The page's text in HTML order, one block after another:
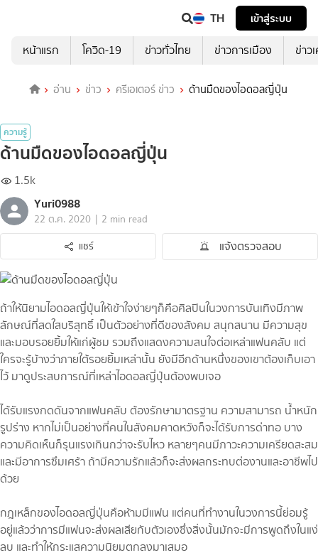
TH
เข้าสู่ระบบ
หน้าแรก
โควิด-19 ข่าวทั่วไทย ข่าวการเมือง ข่าว
อ่าน ข่าว ครีเอเตอร์ ข่าว ด้านมืดของไอดอลญี่ปุ่น
ความรู้
ด้านมืดของไอดอลญี่ปุ่น
1.5k
Yuri0988
22 ต.ค. 2020 | 2 min read
แชร์
แจ้งตรวจสอบ
ถ้าให้นิยามไอดอลญี่ปุ่นให้เข้าใจง่ายๆก็คือศิลปินในวงการบันเทิงมีภาพ
ลักษณ์ที่สดใสบริสุทธิ์ เป็นตัวอย่างที่ดีของสังคม สนุกสนาน มีความสุข
และมอบรอยยิ้มให้แก่ผู้ชม รวมถึงแสดงความสนใจต่อเหล่าแฟนคลับ แต่
ใครจะรู้บ้างว่าภายใต้รอยยิ้มเหล่านั้น ยังมีอีกด้านหนึ่งของเขาต้องเก็บเอา
ไว้ มาดูประสบการณ์ที่เหล่าไอดอลญี่ปุ่นต้องพบเจอ
ได้รับแรงกดดันจากแฟนคลับ ต้องรักษามาตรฐาน ความสามารถ น้ำหนัก
รูปร่าง หากไม่เป็นอย่างที่คนในสังคมคาดหวังก็จะได้รับการด่าทอ บาง
ความคิดเห็นก็รุนแรงเกินกว่าจะรับไหว หลายๆคนมีภาวะความเครียดสะสม
และมีอาการซึมเศร้า ถ้ามีความรักแล้วก็จะส่งผลกระทบต่องานและอาชีพไป
ด้วย
กฎเหล็กของไอดอลญี่ปุ่นคือห้ามมีแฟน แต่คนที่ทำงานในวงการนี้ย่อมรู้
อยู่แล้วว่าการมีแฟนจะส่งผลเสียกับตัวเองซึ่งสิ่งนั้นมักจะมีการพูดถึงในแง่
ลบ และทำให้กระแสความนิยมตกลงมาเสมอ